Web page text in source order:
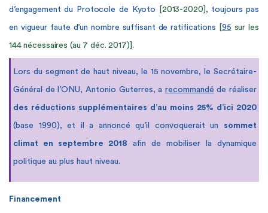
d’engagement du Protocole de Kyoto [2013-2020] , toujours pas
en vigueur faute d’un nombre suffisant de ratifications 95 sur les
144 nécessaires (au 7 déc. 2017)] .
Lors du segment de haut niveau, le 15 novembre, le Secrétaire-
Général de l’ONU, Antonio Guterres, a recommandé de réaliser
des réductions supplémentaires d’au moins 25% d’ici 2020
(base 1990), et il a annoncé qu’il convoquerait un sommet
climat en septembre 2018 afin de mobiliser la dynamique
politique au plus haut niveau.
Financement